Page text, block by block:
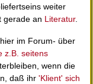
weiter
gerade an Literatur.
im Forum- über
z.B. seitens
wenn die
daß ihr 'Klient' sich